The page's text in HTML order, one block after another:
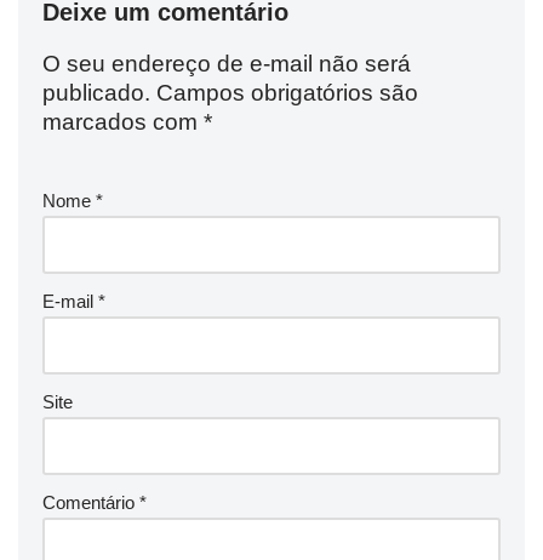
Deixe um comentário
O seu endereço de e-mail não será
publicado. Campos obrigatórios são
marcados com *
Nome *
E-mail *
Site
Comentário *